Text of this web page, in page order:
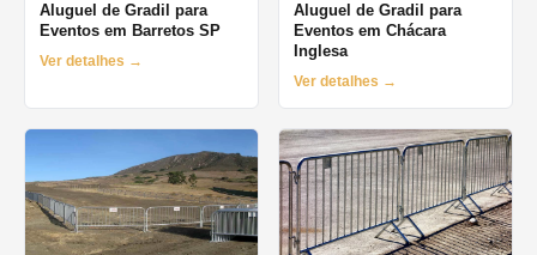
Aluguel de Gradil para
Eventos em Barretos SP
Ver detalhes →
Aluguel de Gradil para
Eventos em Chácara
Inglesa
Ver detalhes →